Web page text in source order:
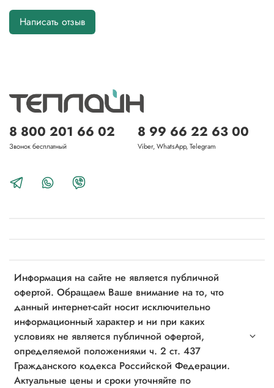
Написать отзыв
Информация на сайте не является публичной
офертой. Обращаем Ваше внимание на то, что
данный интернет-сайт носит исключительно
информационный характер и ни при каких
условиях не является публичной офертой,
определяемой положениями ч. 2 ст. 437
Гражданского кодекса Российской Федерации.
Актуальные цены и сроки уточняйте по
8 800 201 66 02
Звонок бесплатный
8 99 66 22 63 00
Viber, WhatsApp, Telegram